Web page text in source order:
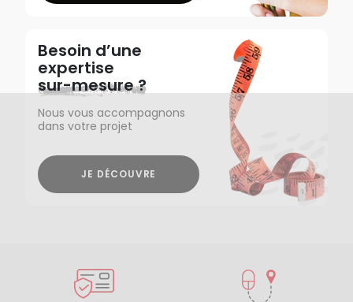
Besoin d’une
expertise
sur-mesure ?
Nous vous accompagnons
dans votre projet
JE DÉCOUVRE